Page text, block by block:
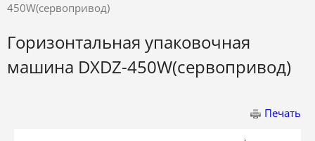
450W(сервопривод)
Горизонтальная упаковочная
машина DXDZ-450W(сервопривод)
Печать